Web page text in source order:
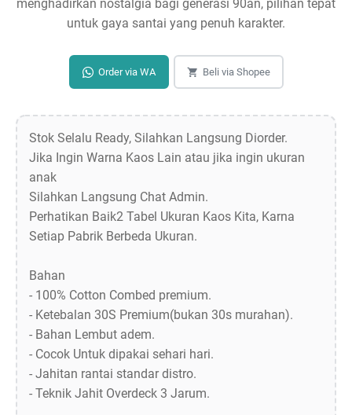
menghadirkan nostalgia bagi generasi 90an, pilihan tepat
untuk gaya santai yang penuh karakter.
Order via WA Beli via Shopee
Stok Selalu Ready, Silahkan Langsung Diorder.
Jika Ingin Warna Kaos Lain atau jika ingin ukuran
anak
Silahkan Langsung Chat Admin.
Perhatikan Baik2 Tabel Ukuran Kaos Kita, Karna
Setiap Pabrik Berbeda Ukuran.
Bahan
- 100% Cotton Combed premium.
- Ketebalan 30S Premium(bukan 30s murahan).
- Bahan Lembut adem.
- Cocok Untuk dipakai sehari hari.
- Jahitan rantai standar distro.
- Teknik Jahit Overdeck 3 Jarum.